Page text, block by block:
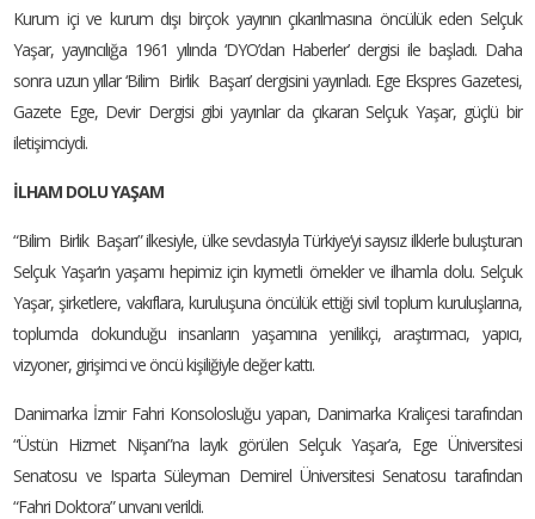
Kurum içi ve kurum dışı birçok yayının çıkarılmasına öncülük eden Selçuk
Yaşar, yayıncılığa 1961 yılında ‘DYO’dan Haberler’ dergisi ile başladı. Daha
sonra uzun yıllar ‘Bilim Birlik Başarı’ dergisini yayınladı. Ege Ekspres Gazetesi,
Gazete Ege, Devir Dergisi gibi yayınlar da çıkaran Selçuk Yaşar, güçlü bir
iletişimciydi.
İLHAM DOLU YAŞAM
“Bilim Birlik Başarı” ilkesiyle, ülke sevdasıyla Türkiye’yi sayısız ilklerle buluşturan
Selçuk Yaşar’ın yaşamı hepimiz için kıymetli örnekler ve ilhamla dolu. Selçuk
Yaşar, şirketlere, vakıflara, kuruluşuna öncülük ettiği sivil toplum kuruluşlarına,
toplumda dokunduğu insanların yaşamına yenilikçi, araştırmacı, yapıcı,
vizyoner, girişimci ve öncü kişiliğiyle değer kattı.
Danimarka İzmir Fahri Konsolosluğu yapan, Danimarka Kraliçesi tarafından
“Üstün Hizmet Nişanı”na layık görülen Selçuk Yaşar’a, Ege Üniversitesi
Senatosu ve Isparta Süleyman Demirel Üniversitesi Senatosu tarafından
“Fahri Doktora” unvanı verildi.